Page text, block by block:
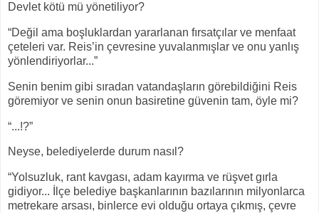
Devlet kötü mü yönetiliyor?
“Değil ama boşluklardan yararlanan fırsatçılar ve menfaat
çeteleri var. Reis’in çevresine yuvalanmışlar ve onu yanlış
yönlendiriyorlar...”
Senin benim gibi sıradan vatandaşların görebildiğini Reis
göremiyor ve senin onun basiretine güvenin tam, öyle mi?
“...!?”
Neyse, belediyelerde durum nasıl?
“Yolsuzluk, rant kavgası, adam kayırma ve rüşvet gırla
gidiyor... İlçe belediye başkanlarının bazılarının milyonlarca
metrekare arsası, binlerce evi olduğu ortaya çıkmış, çevre